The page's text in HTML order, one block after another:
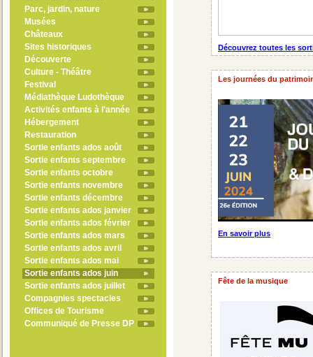
Parc, jardin, nature
Musées
Châteaux
Sites historiques
Découverte
Culture - Théâtre
Festival
Médiathèque Ludothèque
Activités enfants à l'année
Hébergement
Restauration
Sortie enfants ados août
Sortie enfants septembre
Sortie enfants octobre
Sortie enfants novembre
Sortie enfants décembre
Sortie enfants ados janvier
Sortie enfants ados février
Sortie enfants ados mars
Sortie enfants ados avril
Sortie enfants ados mai
Sortie enfants ados juin
Sortie enfants ados juillet
Compagnies spectacles
Offices de Tourisme
Communiqué de Presse DP
Découvrez toutes les
Les journées du
En savoir plus
Fête de la musique